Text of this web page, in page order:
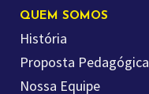
QUEM SOMOS
História
Proposta Pedagógica
Nossa Equipe